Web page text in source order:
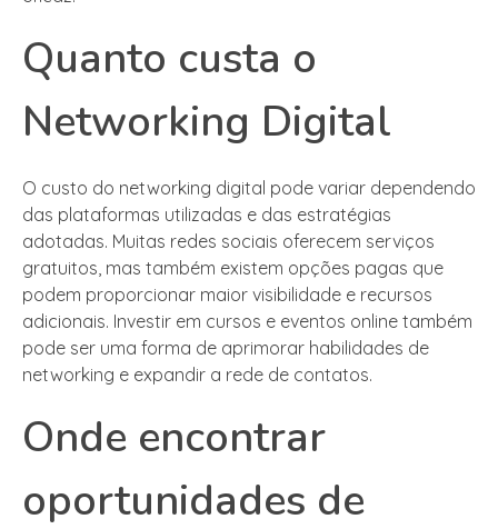
Quanto custa o
Networking Digital
O custo do networking digital pode variar dependendo
das plataformas utilizadas e das estratégias
adotadas. Muitas redes sociais oferecem serviços
gratuitos, mas também existem opções pagas que
podem proporcionar maior visibilidade e recursos
adicionais. Investir em cursos e eventos online também
pode ser uma forma de aprimorar habilidades de
networking e expandir a rede de contatos.
Onde encontrar
oportunidades de